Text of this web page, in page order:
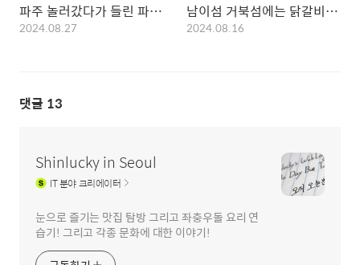
파주 놀러갔다가 들린 파주닭국수 본점! 아이랑 잘 먹고 왔습니다.
2024.08.27
남이섬 거북섬에는 닭갈비집이 많다! 남이섬꼬꼬숯불닭갈비 후기
2024.08.16
댓글 13
Shinlucky in Seoul
IT분야 크리에이터
눈으로 즐기는 맛집 탐방 그리고 좌충우돌 요리 연
습기! 그리고 각종 문화에 대한 이야기!